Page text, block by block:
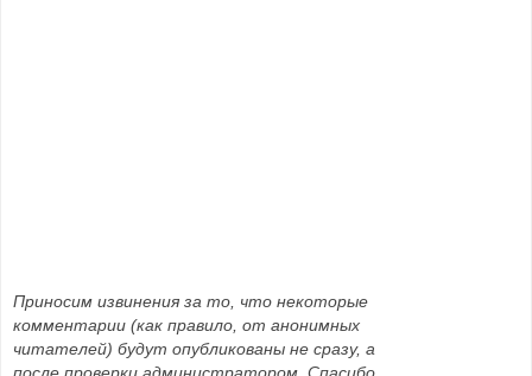
Приносим извинения за то, что некоторые
комментарии (как правило, от анонимных
читателей) будут опубликованы не сразу, а